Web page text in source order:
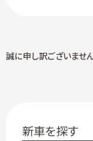
誠に申し訳ございません
新車を探す